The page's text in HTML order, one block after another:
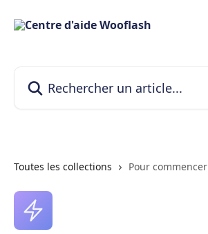
Toutes les collections Pour commencer